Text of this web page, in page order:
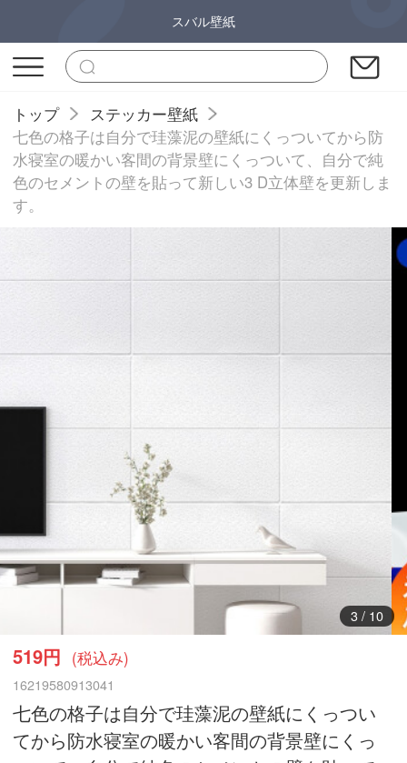
スバル壁紙
トップ
ステッカー壁紙
七色の格子は自分で珪藻泥の壁紙にくっついてから防
水寝室の暖かい客間の背景壁にくっついて、自分で純
色のセメントの壁を貼って新しい3 D立体壁を更新しま
す。
3/ 10
519円 (税込み)
16219580913041
七色の格子は自分で珪藻泥の壁紙にくっつい
てから防水寝室の暖かい客間の背景壁にくっ